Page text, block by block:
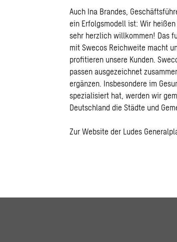
Auch Ina Brandes,
ein Erfolgsmodell ist: Wir heißen
sehr herzlich willkommen! Das
mit Swecos Reichweite macht
profitieren unsere Kunden.
passen ausgezeichnet
ergänzen. Insbesondere im
spezialisiert hat, werden wir
Deutschland die Städte und
Zur Website der Ludes